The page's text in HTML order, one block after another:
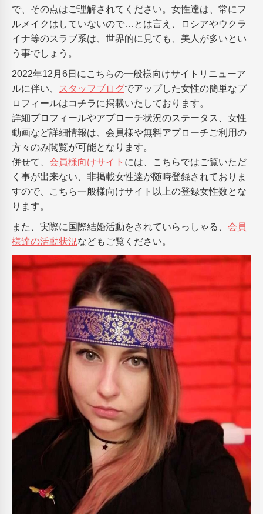
で、その点はご理解されてください。女性達は、常にフ
ルメイクはしていないので…とは言え、ロシアやウクラ
イナ等のスラブ系は、世界的に見ても、美人が多いとい
う事でしょう。
2022年12月6日にこちらの一般様向けサイトリニューア
ルに伴い、
スタッフブログでアップした女性の簡単なプ
ロフィールはコチラに掲載いたしております。
詳細プロフィールやアプローチ状況のステータス、女性
動画など詳細情報は、会員様や無料アプローチご利用の
方々のみ閲覧が可能となります。
併せて、 会員様向けサイト には、こちらではご覧いただ
く事が出来ない、非掲載女性達が随時登録されておりま
すので、こちら一般様向けサイト以上の登録女性数とな
ります。
また、実際に国際結婚活動をされていらっしゃる、 会員
様達の活動状況などもご覧ください。